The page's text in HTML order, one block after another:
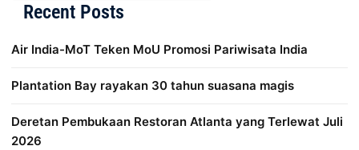
Recent Posts
Air India-MoT Teken MoU Promosi Pariwisata India
Plantation Bay rayakan 30 tahun suasana magis
Deretan Pembukaan Restoran Atlanta yang Terlewat Juli
2026